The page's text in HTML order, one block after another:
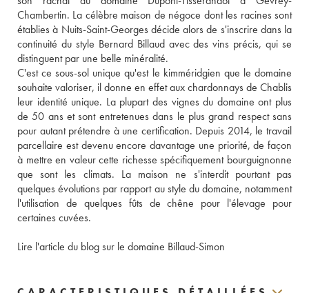
Chambertin. La célèbre maison de négoce dont les racines sont
établies à Nuits-Saint-Georges décide alors de s'inscrire dans la
continuité du style Bernard Billaud avec des vins précis, qui se
distinguent par une belle minéralité.
C'est ce sous-sol unique qu'est le kimméridgien que le domaine
souhaite valoriser, il donne en effet aux chardonnays de Chablis
leur identité unique. La plupart des vignes du domaine ont plus
de 50 ans et sont entretenues dans le plus grand respect sans
pour autant prétendre à une certification. Depuis 2014, le travail
parcellaire est devenu encore davantage une priorité, de façon
à mettre en valeur cette richesse spécifiquement bourguignonne
que sont les climats. La maison ne s'interdit pourtant pas
quelques évolutions par rapport au style du domaine, notamment
l'utilisation de quelques fûts de chêne pour l'élevage pour
certaines cuvées.
Lire l'article du blog sur le domaine Billaud-Simon